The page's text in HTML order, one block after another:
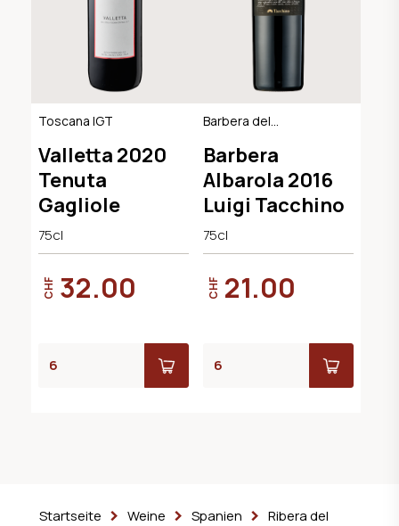
Toscana IGT
Valletta 2020
Tenuta
Gagliole
75cl
CHF 32.00
Barbera del
Barbera
Albarola 2016
Luigi Tacchino
75cl
CHF 21.00
Startseite Weine Spanien
Ribera del